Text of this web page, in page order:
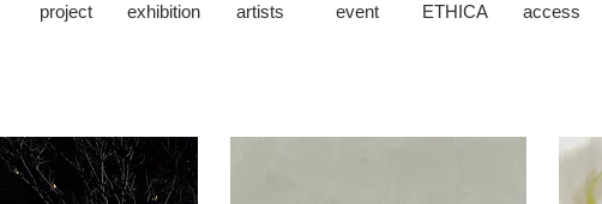
project exhibition artists event ETHICA access